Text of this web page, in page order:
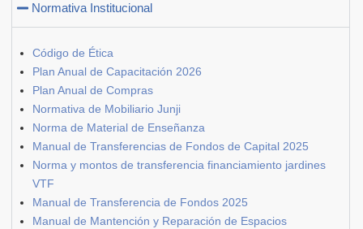
Normativa Institucional
Código de Ética
Plan Anual de Capacitación 2026
Plan Anual de Compras
Normativa de Mobiliario Junji
Norma de Material de Enseñanza
Manual de Transferencias de Fondos de Capital 2025
Norma y montos de transferencia financiamiento jardines
VTF
Manual de Transferencia de Fondos 2025
Manual de Mantención y Reparación de Espacios